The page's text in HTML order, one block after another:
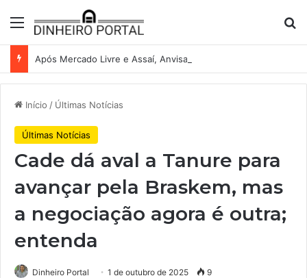
Menu
Início / Últimas Notícias
Últimas Notícias
Cade dá aval a Tanure para
avançar pela Braskem, mas
a negociação agora é outra;
entenda
Dinheiro Portal 1 de outubro de 2025 9